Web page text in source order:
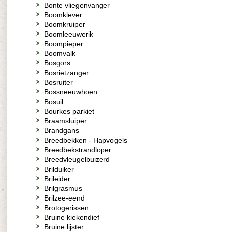
Bonte vliegenvanger
Boomklever
Boomkruiper
Boomleeuwerik
Boompieper
Boomvalk
Bosgors
Bosrietzanger
Bosruiter
Bossneeuwhoen
Bosuil
Bourkes parkiet
Braamsluiper
Brandgans
Breedbekken - Hapvogels
Breedbekstrandloper
Breedvleugelbuizerd
Brilduiker
Brileider
Brilgrasmus
Brilzee-eend
Brotogerissen
Bruine kiekendief
Bruine lijster